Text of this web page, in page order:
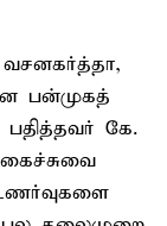
வசனகர்த்தா,
பன்முகத்
கே.